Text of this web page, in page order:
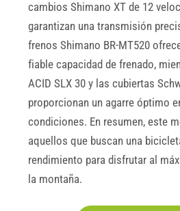
cambios Shimano XT de 12
garantizan una transmisión
frenos Shimano BR-MT520
fiable capacidad de frenado,
ACID SLX 30 y las cubiertas
proporcionan un agarre óptimo
condiciones. En resumen, este
aquellos que buscan una
rendimiento para disfrutar al
la montaña.